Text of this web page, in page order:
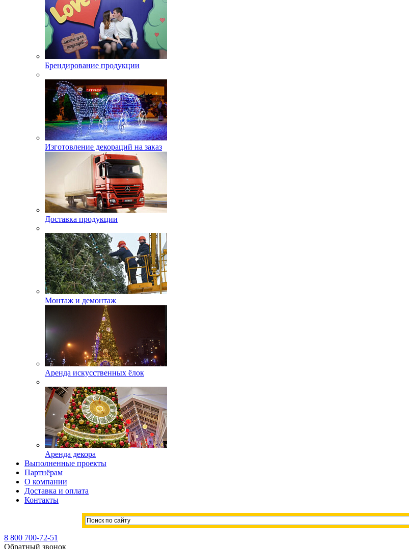
Брендирование продукции
Изготовление декораций на заказ
Доставка продукции
Монтаж и демонтаж
Аренда искусственных ёлок
Аренда декора
Выполненные проекты
Партнёрам
О компании
Доставка и оплата
Контакты
8 800 700-72-51
Обратный звонок